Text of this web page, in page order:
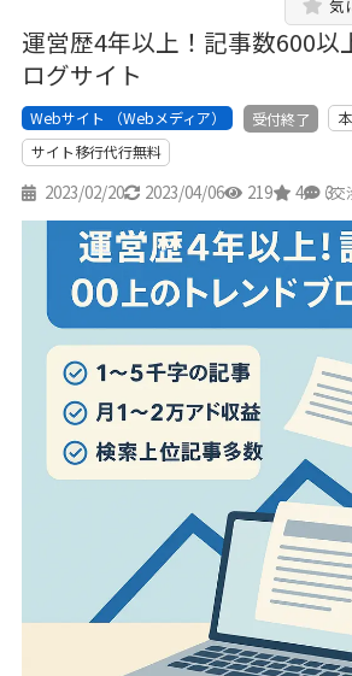
運営歴4年以上！記事数600以
ログサイト
気
Webサイト （Webメディア） 受付終了
サイト移行代行無料
2023/02/20 2023/04/06 219 4 3
（交